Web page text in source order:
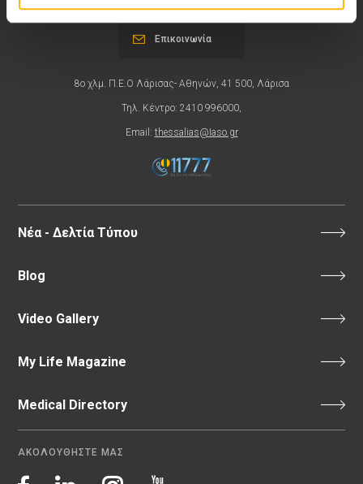
8ο χλμ. Π.Ε.Ο Λάρισας- Αθηνών, 41 500, Λάρισα
Τηλ. Κέντρο: 2410 996000,
Email: thessalias@Iaso.gr
Επικοινωνία
Νέα - Δελτία Τύπου
Blog
Video Gallery
My Life Magazine
Medical Directory
ΑΚΟΛΟΥΘΗΣΤΕ ΜΑΣ